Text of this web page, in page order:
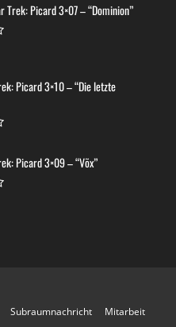
Trek: Picard 3×07 – “Dominion”
Picard 3×10 – “Die letzte
Picard 3×09 – “Võx”
Subraumnachricht
Mitarbeit